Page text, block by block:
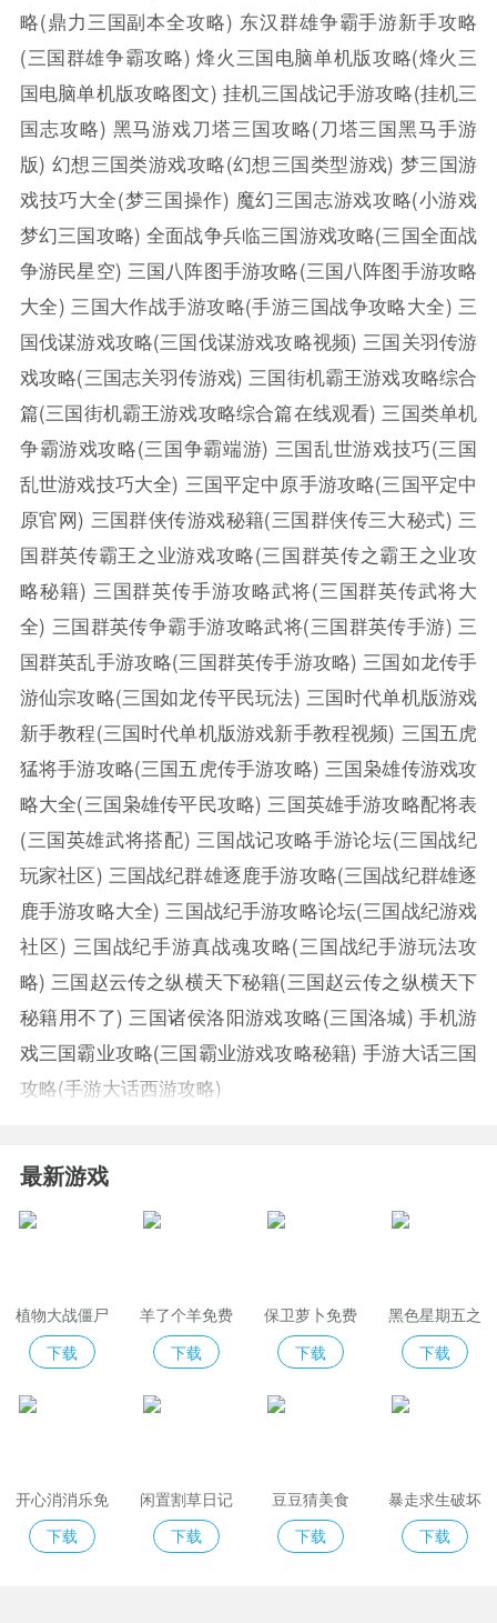
略(鼎力三国副本全攻略) 东汉群雄争霸手游新手攻略
(三国群雄争霸攻略) 烽火三国电脑单机版攻略(烽火三
国电脑单机版攻略图文) 挂机三国战记手游攻略(挂机三
国志攻略) 黑马游戏刀塔三国攻略(刀塔三国黑马手游
版) 幻想三国类游戏攻略(幻想三国类型游戏) 梦三国游
戏技巧大全(梦三国操作) 魔幻三国志游戏攻略(小游戏
梦幻三国攻略) 全面战争兵临三国游戏攻略(三国全面战
争游民星空) 三国八阵图手游攻略(三国八阵图手游攻略
大全) 三国大作战手游攻略(手游三国战争攻略大全) 三
国伐谋游戏攻略(三国伐谋游戏攻略视频) 三国关羽传游
戏攻略(三国志关羽传游戏) 三国街机霸王游戏攻略综合
篇(三国街机霸王游戏攻略综合篇在线观看) 三国类单机
争霸游戏攻略(三国争霸端游) 三国乱世游戏技巧(三国
乱世游戏技巧大全) 三国平定中原手游攻略(三国平定中
原官网) 三国群侠传游戏秘籍(三国群侠传三大秘式) 三
国群英传霸王之业游戏攻略(三国群英传之霸王之业攻
略秘籍) 三国群英传手游攻略武将(三国群英传武将大
全) 三国群英传争霸手游攻略武将(三国群英传手游) 三
国群英乱手游攻略(三国群英传手游攻略) 三国如龙传手
游仙宗攻略(三国如龙传平民玩法) 三国时代单机版游戏
新手教程(三国时代单机版游戏新手教程视频) 三国五虎
猛将手游攻略(三国五虎传手游攻略) 三国枭雄传游戏攻
略大全(三国枭雄传平民攻略) 三国英雄手游攻略配将表
(三国英雄武将搭配) 三国战记攻略手游论坛(三国战纪
玩家社区) 三国战纪群雄逐鹿手游攻略(三国战纪群雄逐
鹿手游攻略大全) 三国战纪手游攻略论坛(三国战纪游戏
社区) 三国战纪手游真战魂攻略(三国战纪手游玩法攻
略) 三国赵云传之纵横天下秘籍(三国赵云传之纵横天下
秘籍用不了) 三国诸侯洛阳游戏攻略(三国洛城) 手机游
戏三国霸业攻略(三国霸业游戏攻略秘籍) 手游大话三国
攻略(手游大话西游攻略)
最新游戏
植物大战僵尸
2免费版
下载
羊了个羊免费
下载
保卫萝卜免费
版
下载
黑色星期五之
夜indiecross
下载
开心消消乐免
费版
下载
闲置割草日记
下载
豆豆猜美食
下载
暴走求生破坏
模拟器
下载